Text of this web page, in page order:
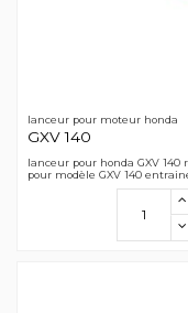
lanceur pour moteur honda
GXV 140
lanceur pour honda GXV
pour modèle GXV 140